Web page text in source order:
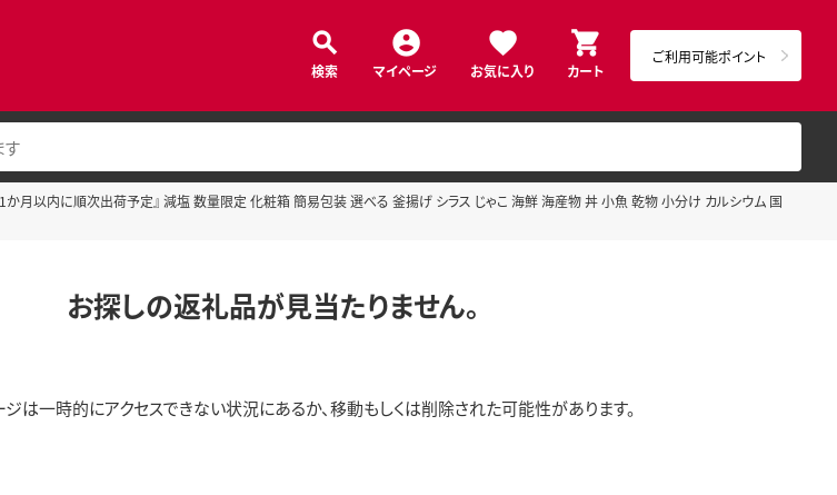
検索 マイページ お気に入り カート
ご利用可能ポイント
月以内に順次出荷予定』 減塩 数量限定 化粧箱 簡易包装 選べる 釜揚げ シラス じゃこ 海鮮 海産物 丼 小魚 乾物 小分け カルシウム 国
お探しの返礼品が見当たりません。
は一時的にアクセスできない状況にあるか、移動もしくは削除された可能性があります。